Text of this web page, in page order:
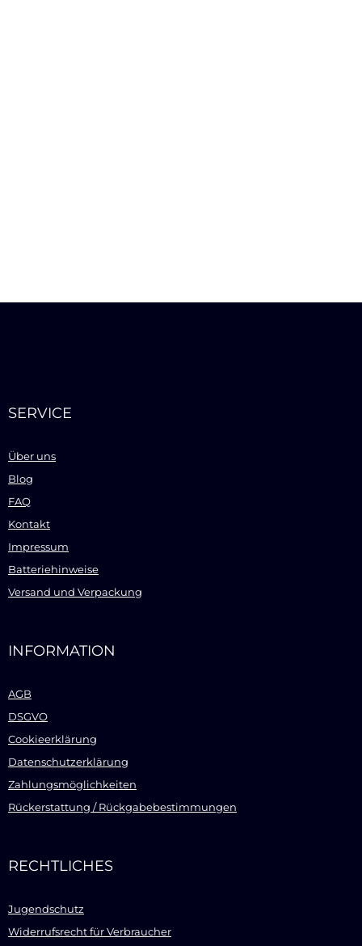
SERVICE
Über uns
Blog
FAQ
Kontakt
Impressum
Batteriehinweise
Versand und Verpackung
INFORMATION
AGB
DSGVO
Cookieerklärung
Datenschutzerklärung
Zahlungsmöglichkeiten
Rückerstattung / Rückgabebestimmungen
RECHTLICHES
Jugendschutz
Widerrufsrecht für Verbraucher